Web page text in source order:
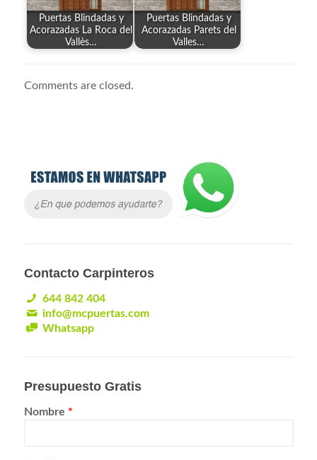
Puertas Blindadas y
Acorazadas La Roca del
Vallès…
Puertas Blindadas y
Acorazadas Parets del
Valles…
Comments are closed.
Contacto Carpinteros
644 842 404
info@mcpuertas.com
Whatsapp
Presupuesto Gratis
Nombre *